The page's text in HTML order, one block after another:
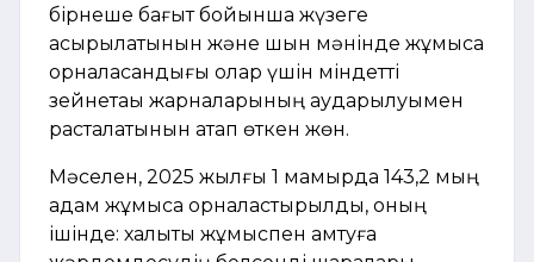
бірнеше бағыт бойынша жүзеге
асырылатынын және шын мәнінде жұмысқа
орналасқандығы олар үшін міндетті
зейнетақы жарналарының аударылуымен
расталатынын атап өткен жөн.
Мәселен, 2025 жылғы 1 мамырда 143,2 мың
адам жұмысқа орналастырылды, оның
ішінде: халықты жұмыспен қамтуға